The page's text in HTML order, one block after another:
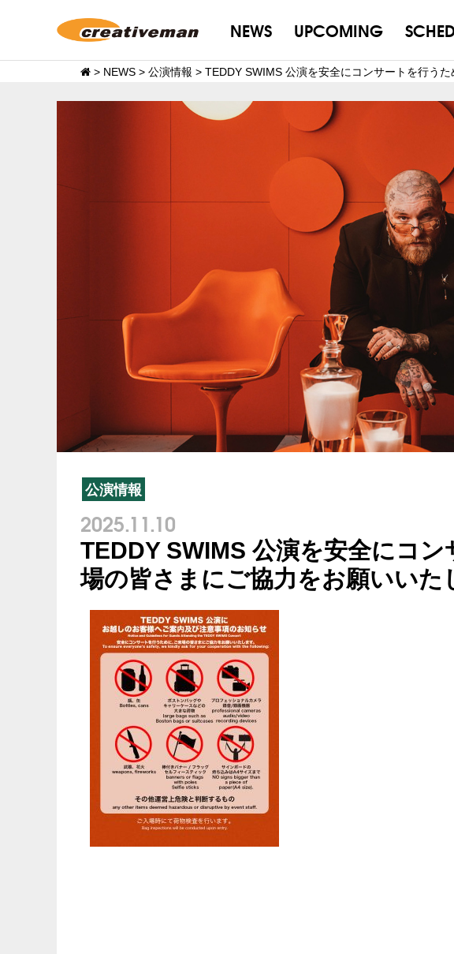
NEWS UPCOMING
> NEWS > 公演情報 > TEDDY SWIMS 公演を安全にコンサートを行う
公演情報
2025.11.10
TEDDY SWIMS 公演を安全にコ
場の皆さまにご協力をお願いいた